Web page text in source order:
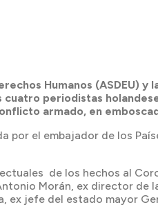
Humanos (ASDEU)
cuatro periodistas
armado, en
por el embajador de los
de los hechos al
Morán, ex director de
ex jefe del estado mayor